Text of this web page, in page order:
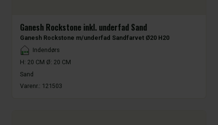
Ganesh Rockstone inkl. underfad Sand
Ganesh Rockstone m/underfad Sandfarvet Ø20 H20
Placement
Indendørs
H: 20 CM Ø: 20 CM
Sand
Varenr.: 121503